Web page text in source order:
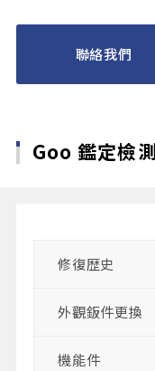
聯絡我們
Goo 鑑定檢
修復歴史
外觀鈑件更換
機能件